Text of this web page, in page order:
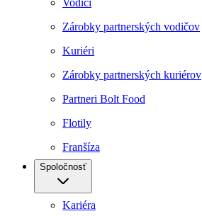
Vodiči
Zárobky partnerských vodičov
Kuriéri
Zárobky partnerských kuriérov
Partneri Bolt Food
Flotily
Franšíza
Spoločnosť
Kariéra